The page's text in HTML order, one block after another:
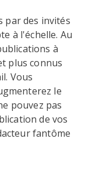
par des invités
à l'échelle. Au
à
plus connus
Vous
le
pouvez pas
de vos
fantôme